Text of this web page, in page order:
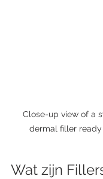
Close-up view of a
dermal filler
Wat zijn